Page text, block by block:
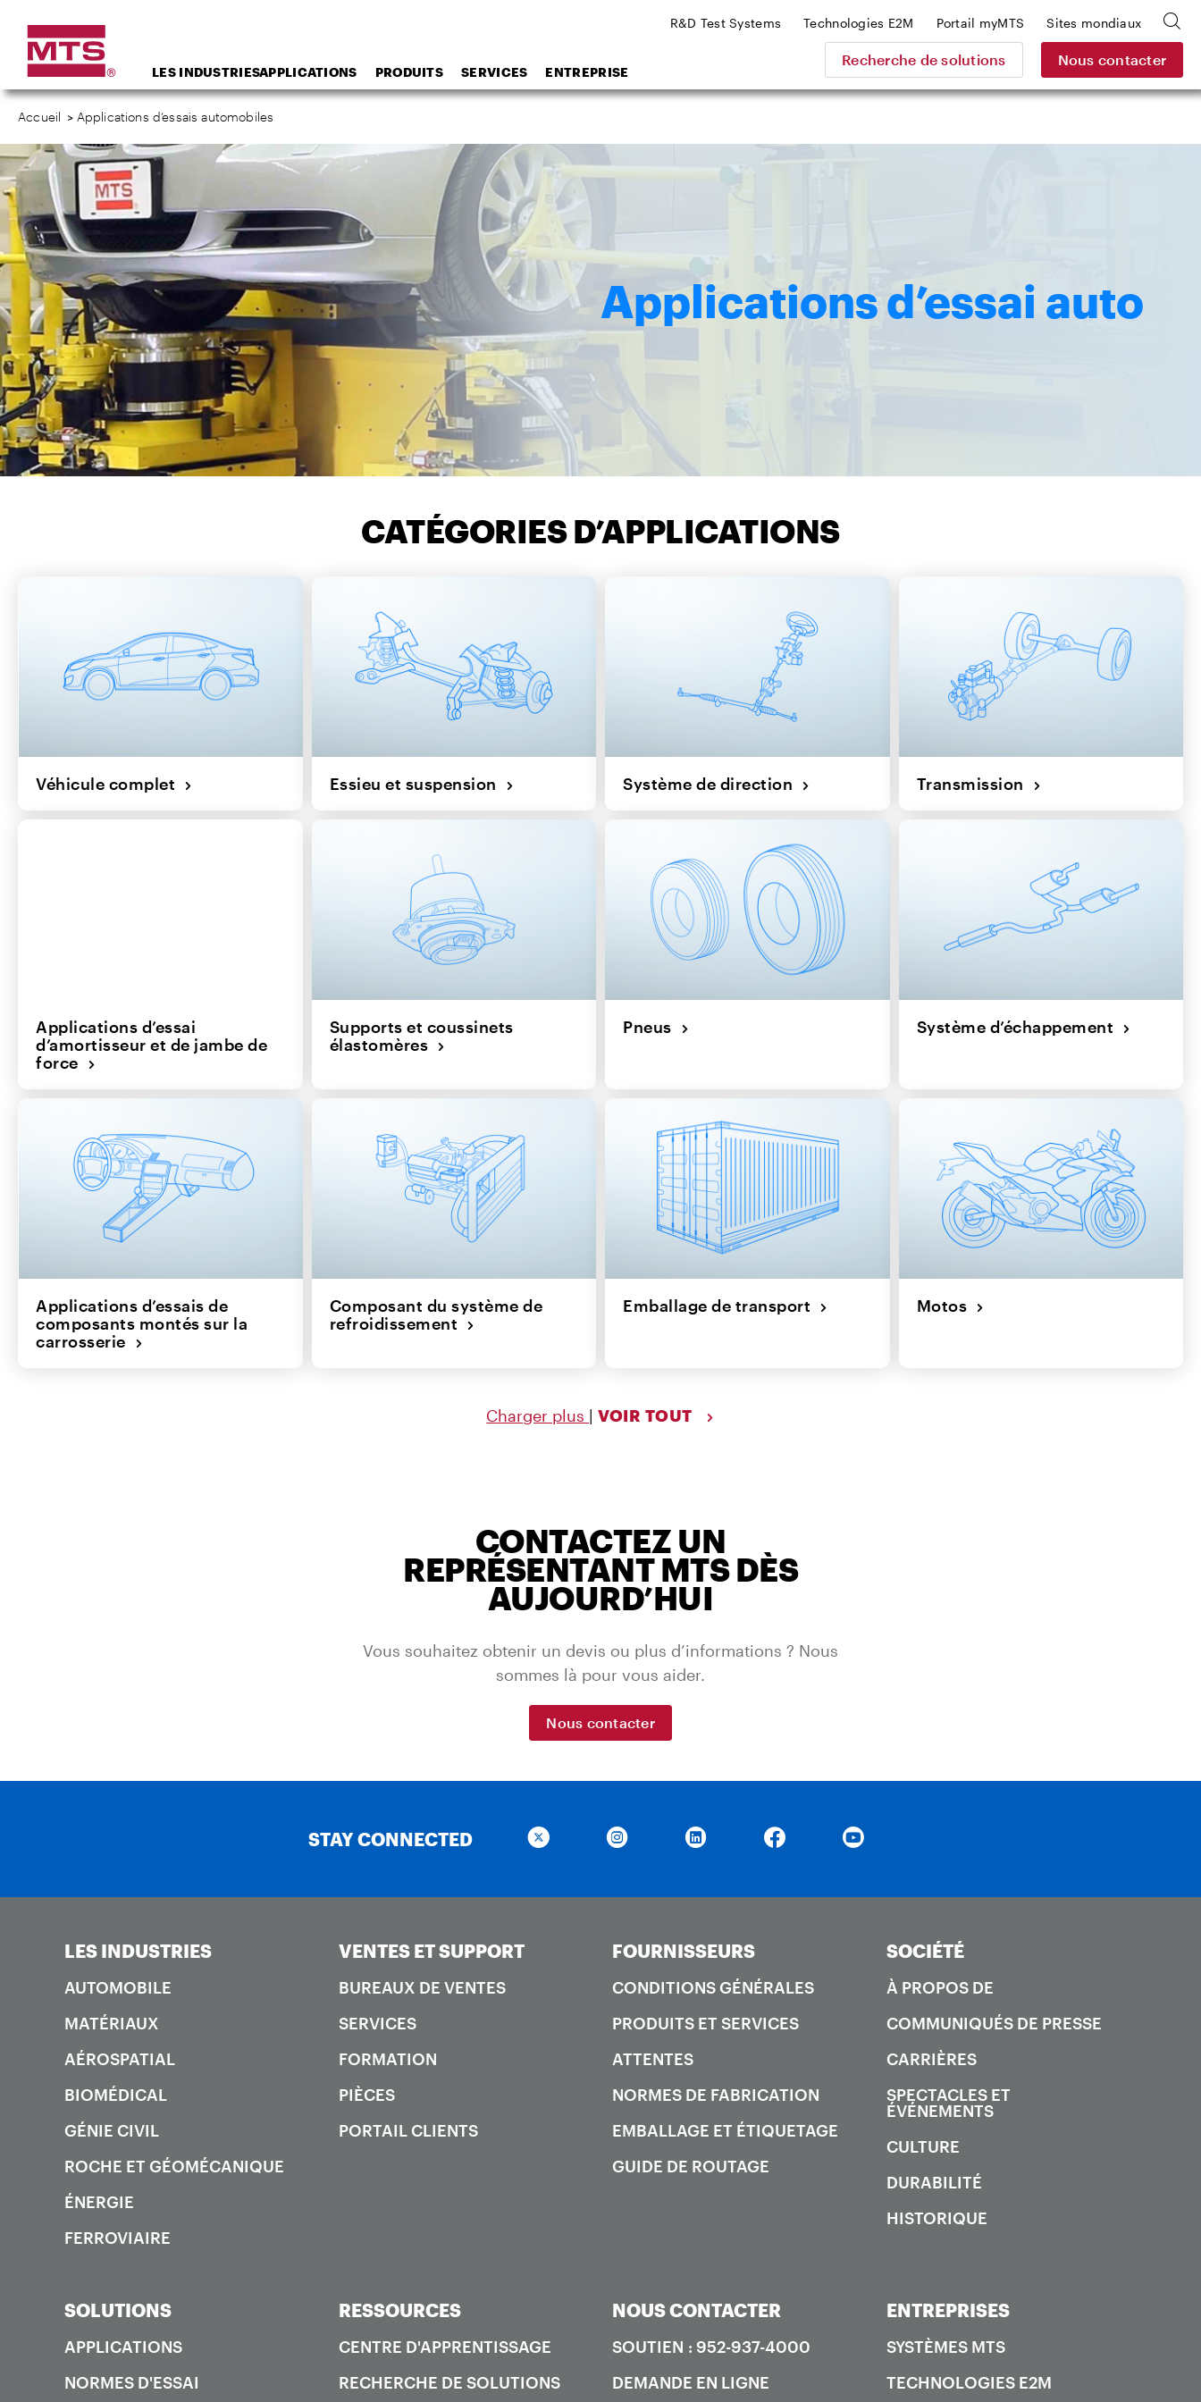
LES INDUSTRIESAPPLICATIONS PRODUITS SERVICES ENTREPRISE
Recherche de solutions Nous contacter
R&D Test Systems Technologies E2M Portail myMTS Sites mondiaux
Accueil > Applications d’essais automobiles
Applications d’essai auto
CATÉGORIES D’APPLICATIONS
Véhicule complet Essieu et suspension Système de direction Transmission
Applications d’essai
d’amortisseur et de jambe de
force
Supports et coussinets
élastomères
Pneus Système d’échappement
Applications d’essais de
composants montés sur la
carrosserie
Composant du système de
refroidissement
Emballage de transport Motos
Charger plus | VOIR TOUT
CONTACTEZ UN
REPRÉSENTANT MTS DÈS
AUJOURD’HUI
Vous souhaitez obtenir un devis ou plus d’informations ? Nous
sommes là pour vous aider.
Nous contacter
STAY CONNECTED
LES INDUSTRIES
AUTOMOBILE
MATÉRIAUX
AÉROSPATIAL
BIOMÉDICAL
GÉNIE CIVIL
ROCHE ET GÉOMÉCANIQUE
ÉNERGIE
FERROVIAIRE
VENTES ET SUPPORT
BUREAUX DE VENTES
SERVICES
FORMATION
PIÈCES
PORTAIL CLIENTS
FOURNISSEURS
CONDITIONS GÉNÉRALES
PRODUITS ET SERVICES
ATTENTES
NORMES DE FABRICATION
EMBALLAGE ET ÉTIQUETAGE
GUIDE DE ROUTAGE
SOCIÉTÉ
À PROPOS DE
COMMUNIQUÉS DE PRESSE
CARRIÈRES
SPECTACLES ET
ÉVÉNEMENTS
CULTURE
DURABILITÉ
HISTORIQUE
SOLUTIONS
APPLICATIONS
NORMES D'ESSAI
RESSOURCES
CENTRE D'APPRENTISSAGE
RECHERCHE DE SOLUTIONS
NOUS CONTACTER
SOUTIEN : 952-937-4000
DEMANDE EN LIGNE
ENTREPRISES
SYSTÈMES MTS
TECHNOLOGIES E2M